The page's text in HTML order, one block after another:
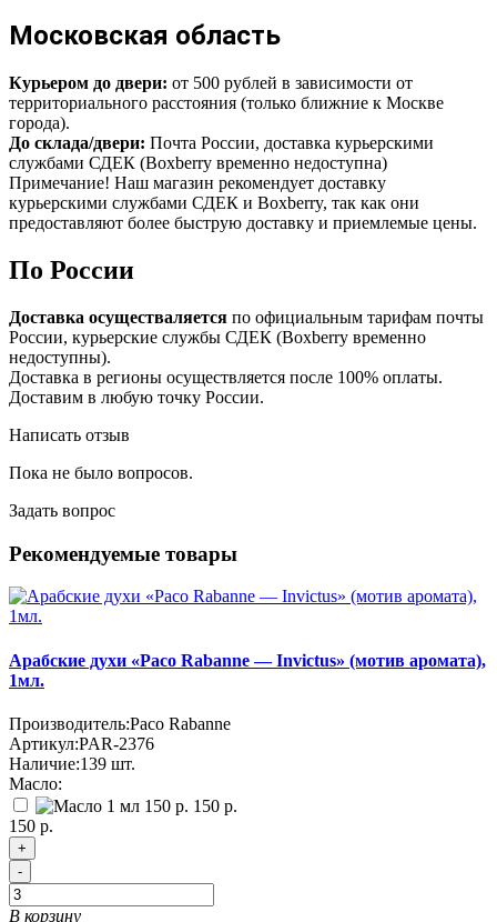
Московская область
Курьером до двери: от 500 рублей в зависимости от
территориального расстояния (только ближние к Москве
города).
До склада/двери: Почта России, доставка курьерскими
службами СДЕК (Boxberry временно недоступна)
Примечание! Наш магазин рекомендует доставку
курьерскими службами СДЕК и Boxberry, так как они
предоставляют более быструю доставку и приемлемые цены.
По России
Доставка осуществаляется по официальным тарифам почты
России, курьерские службы СДЕК (Boxberry временно
недоступны).
Доставка в регионы осуществляется после 100% оплаты.
Доставим в любую точку России.
Написать отзыв
Пока не было вопросов.
Задать вопрос
Рекомендуемые товары
Арабские духи «Paco Rabanne — Invictus» (мотив аромата),
1мл.
Производитель:Paco Rabanne
Артикул:PAR-2376
Наличие:139 шт.
Масло:
150 р.
150 р.
+
-
В корзину